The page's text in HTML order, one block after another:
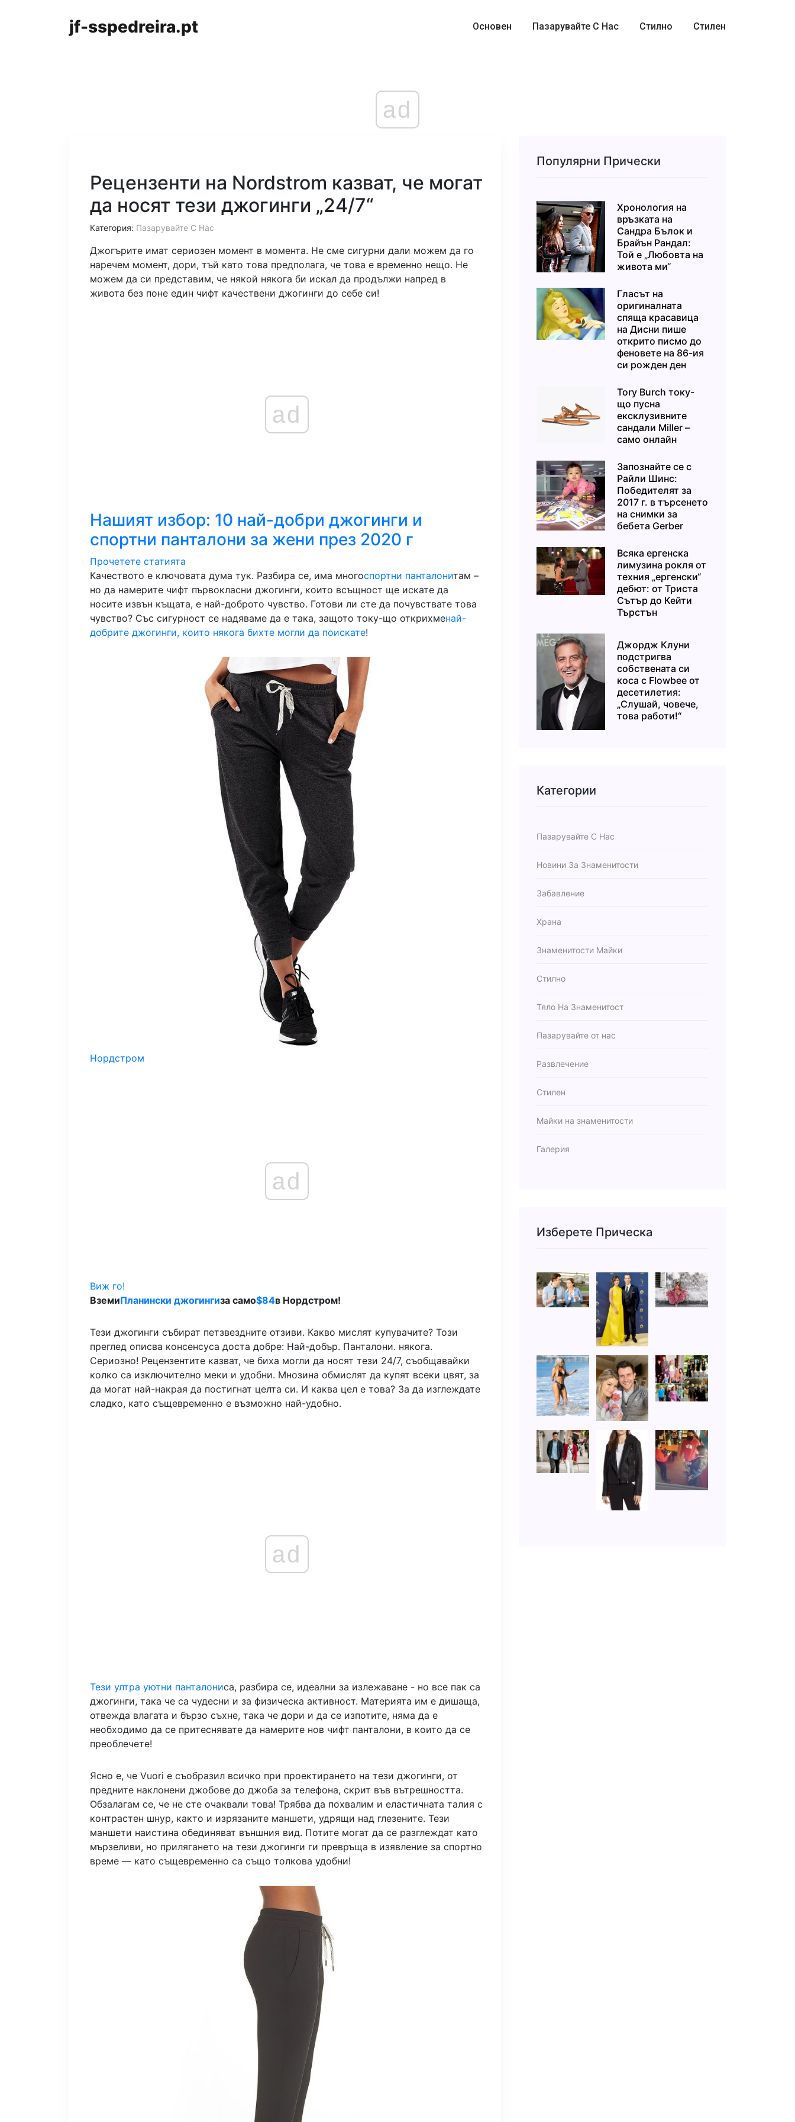
jf-sspedreira.pt Основен Пазарувайте С Нас Стилно Стилен
ad
Рецензенти на Nordstrom казват, че могат
да носят тези джогинги „24/7“
Категория: Пазарувайте С Нас
Джогърите имат сериозен момент в момента. Не сме сигурни дали можем да го
наречем момент, дори, тъй като това предполага, че това е временно нещо. Не
можем да си представим, че някой някога би искал да продължи напред в
живота без поне един чифт качествени джогинги до себе си!
ad
Нашият избор: 10 най-добри джогинги и
спортни панталони за жени през 2020 г
Прочетете статията
Качеството е ключовата дума тук. Разбира се, има многоспортни панталонитам –
но да намерите чифт първокласни джогинги, които всъщност ще искате да
носите извън къщата, е най-доброто чувство. Готови ли сте да почувствате това
чувство? Със сигурност се надяваме да е така, защото току-що открихменай-
добрите джогинги, които някога бихте могли да поискате!
Нордстром
ad
Виж го!
ВземиПланински джогингиза само$84в Нордстром!
Тези джогинги събират петзвездните отзиви. Какво мислят купувачите? Този
преглед описва консенсуса доста добре: Най-добър. Панталони. някога.
Сериозно! Рецензентите казват, че биха могли да носят тези 24/7, съобщавайки
колко са изключително меки и удобни. Мнозина обмислят да купят всеки цвят, за
да могат най-накрая да постигнат целта си. И каква цел е това? За да изглеждате
сладко, като същевременно е възможно най-удобно.
ad
Тези ултра уютни панталониса, разбира се, идеални за излежаване - но все пак са
джогинги, така че са чудесни и за физическа активност. Материята им е дишаща,
отвежда влагата и бързо съхне, така че дори и да се изпотите, няма да е
необходимо да се притеснявате да намерите нов чифт панталони, в които да се
преоблечете!
Ясно е, че Vuori е съобразил всичко при проектирането на тези джогинги, от
предните наклонени джобове до джоба за телефона, скрит във вътрешността.
Обзалагам се, че не сте очаквали това! Трябва да похвалим и еластичната талия с
контрастен шнур, както и изрязаните маншети, удрящи над глезените. Тези
маншети наистина обединяват външния вид. Потите могат да се разглеждат като
мързеливи, но прилягането на тези джогинги ги превръща в изявление за спортно
време — като същевременно са също толкова удобни!
Популярни Прически
Хронология на
връзката на
Сандра Бълок и
Брайън Рандал:
Той е „Любовта на
живота ми“
Гласът на
оригиналната
спяща красавица
на Дисни пише
открито писмо до
феновете на 86-ия
си рожден ден
Tory Burch току-
що пусна
ексклузивните
сандали Miller –
само онлайн
Запознайте се с
Райли Шинс:
Победителят за
2017 г. в търсенето
на снимки за
бебета Gerber
Всяка ергенска
лимузина рокля от
техния „ергенски“
дебют: от Триста
Сътър до Кейти
Търстън
Джордж Клуни
подстригва
собствената си
коса с Flowbee от
десетилетия:
„Слушай, човече,
това работи!“
Категории
Пазарувайте С Нас
Новини За Знаменитости
Забавление
Храна
Знаменитости Майки
Стилно
Тяло На Знаменитост
Пазарувайте от нас
Развлечение
Стилен
Майки на знаменитости
Галерия
Изберете Прическа